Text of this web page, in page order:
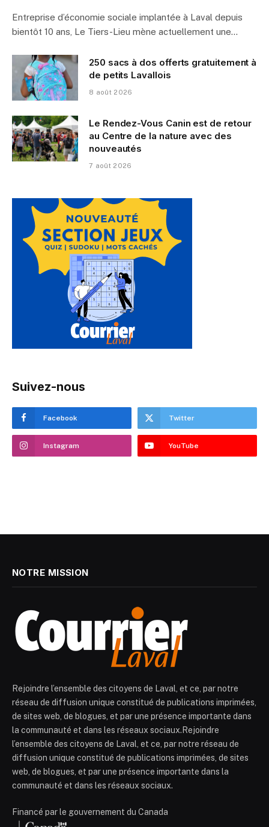
Entreprise d’économie sociale implantée à Laval depuis
bientôt 10 ans, Le Tiers-Lieu mène actuellement une…
250 sacs à dos offerts gratuitement à
de petits Lavallois
8 août 2026
Le Rendez-Vous Canin est de retour
au Centre de la nature avec des
nouveautés
7 août 2026
Suivez-nous
Facebook Twitter
Instagram YouTube
NOTRE MISSION
Rejoindre l’ensemble des citoyens de Laval, et ce, par notre
réseau de diffusion unique constitué de publications imprimées,
de sites web, de blogues, et par une présence importante dans
la communauté et dans les réseaux sociaux.Rejoindre
l’ensemble des citoyens de Laval, et ce, par notre réseau de
diffusion unique constitué de publications imprimées, de sites
web, de blogues, et par une présence importante dans la
communauté et dans les réseaux sociaux.
Financé par le gouvernement du Canada